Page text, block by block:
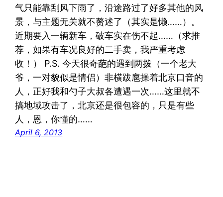
气只能靠刮风下雨了，沿途路过了好多其他的风
景，与主题无关就不赘述了（其实是懒……）。
近期要入一辆新车，破车实在伤不起……（求推
荐，如果有车况良好的二手卖，我严重考虑
收！） P.S. 今天很奇葩的遇到两拨（一个老大
爷，一对貌似是情侣）非横跋扈操着北京口音的
人，正好我和勺子大叔各遭遇一次……这里就不
搞地域攻击了，北京还是很包容的，只是有些
人，恩，你懂的……
April 6, 2013